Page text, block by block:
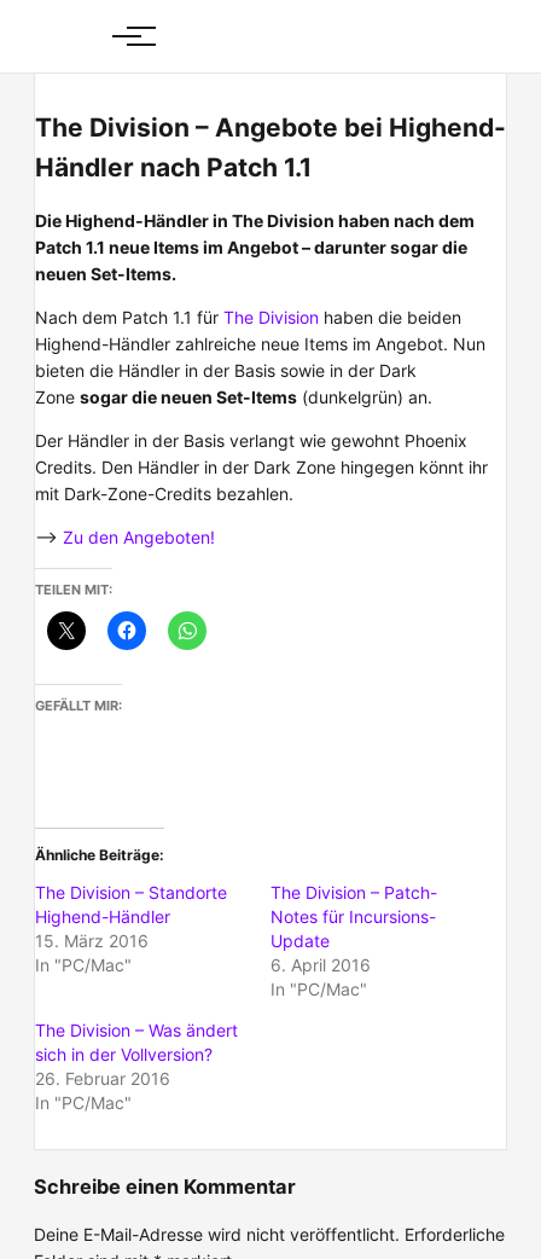
content
The Division – Angebote bei Highend-
Händler nach Patch 1.1
Die Highend-Händler in The Division haben nach dem
Patch 1.1 neue Items im Angebot – darunter sogar die
neuen Set-Items.
Nach dem Patch 1.1 für The Division haben die beiden
Highend-Händler zahlreiche neue Items im Angebot. Nun
bieten die Händler in der Basis sowie in der Dark
Zone sogar die neuen Set-Items (dunkelgrün) an.
Der Händler in der Basis verlangt wie gewohnt Phoenix
Credits. Den Händler in der Dark Zone hingegen könnt ihr
mit Dark-Zone-Credits bezahlen.
–> Zu den Angeboten!
TEILEN MIT:
GEFÄLLT MIR:
Ähnliche Beiträge
The Division – Standorte
Highend-Händler
15. März 2016
In "PC/Mac"
The Division – Patch-
Notes für Incursions-
Update
6. April 2016
In "PC/Mac"
The Division – Was ändert
sich in der Vollversion?
26. Februar 2016
In "PC/Mac"
Schreibe einen Kommentar
Deine E-Mail-Adresse wird nicht veröffentlicht. Erforderliche